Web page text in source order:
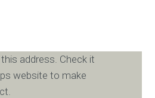
address. Check it
website to make